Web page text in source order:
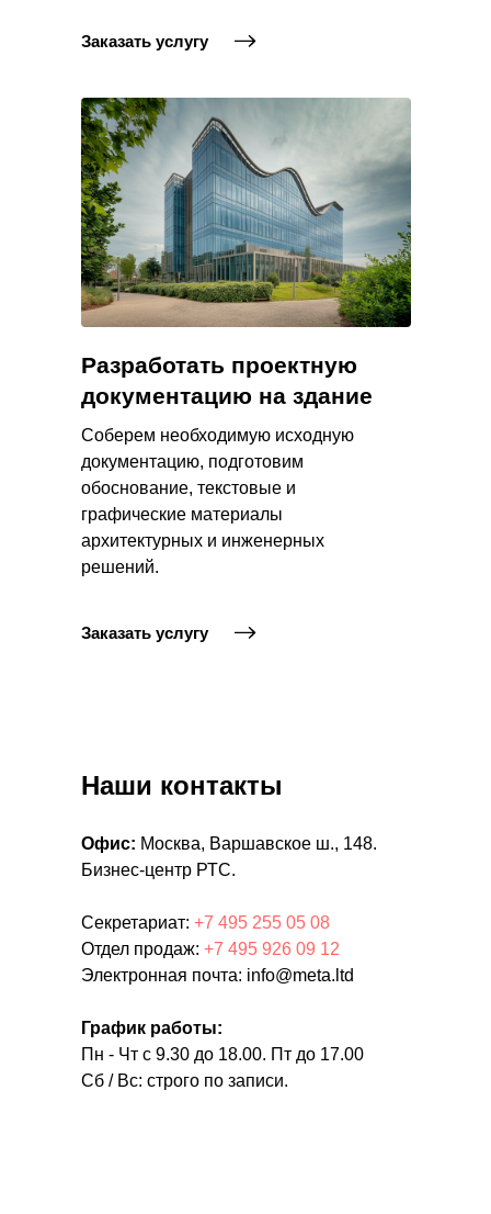
Разработать проектную
документацию на здание
Соберем необходимую исходную
документацию, подготовим
обоснование, текстовые и
графические материалы
архитектурных и инженерных
решений.
Заказать услугу
Заказать услугу
Офис: Москва, Варшавское ш., 148.
Бизнес-центр РТС.
Секретариат: +7 495 255 05 08
Отдел продаж: +7 495 926 09 12
Электронная почта: info@meta.ltd
График работы:
Пн - Чт с 9.30 до 18.00. Пт до 17.00
Сб / Вс: строго по записи.
Наши контакты